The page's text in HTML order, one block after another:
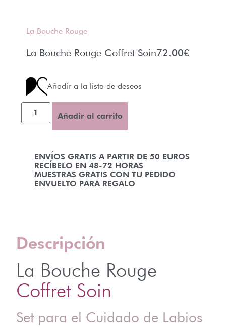
La Bouche Rouge
La Bouche Rouge Coffret Soin72.00€
Añadir a la lista de deseos
ENVÍOS GRATIS A PARTIR DE 50 EUROS
RECÍBELO EN 48-72 HORAS
MUESTRAS GRATIS CON TU PEDIDO
ENVUELTO PARA REGALO
Añadir al carrito
Descripción
La Bouche Rouge
Coffret Soin
Set para el Cuidado de Labios